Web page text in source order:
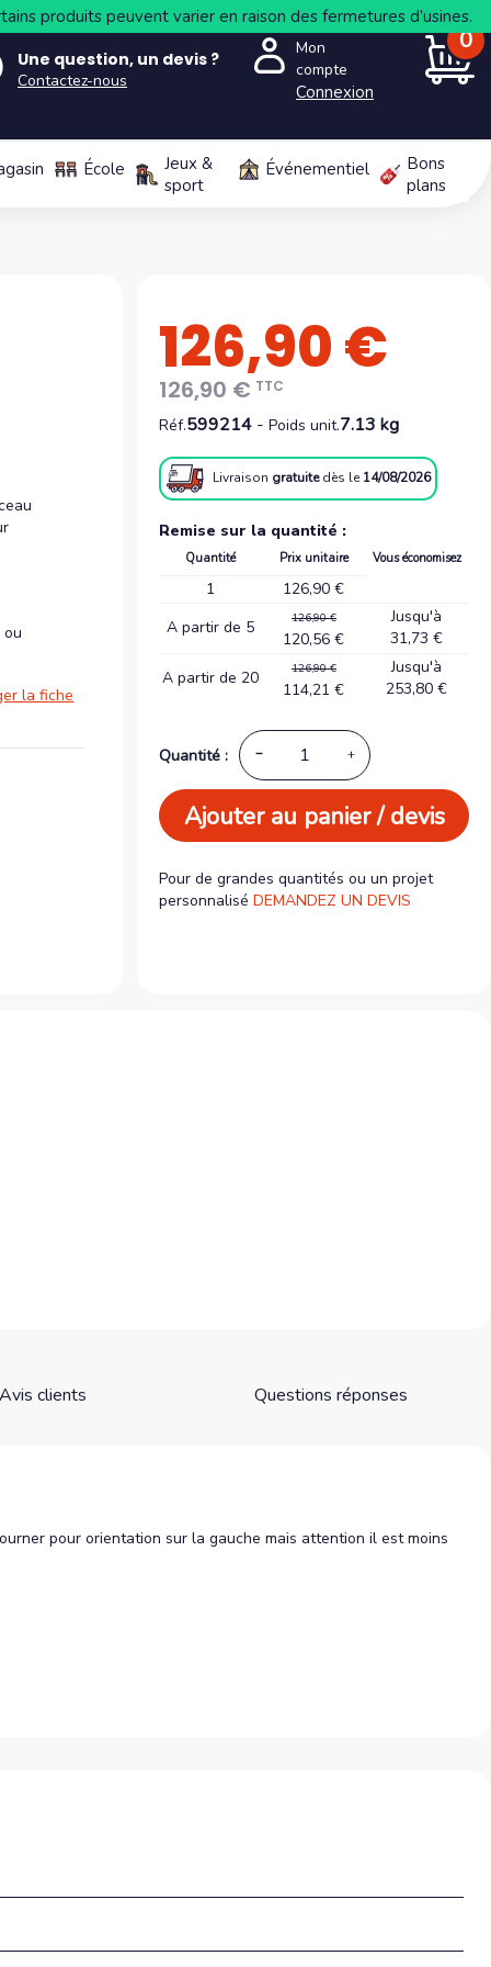
produits peuvent varier en raison des fermetures d’usines.
Une question, un devis ?
Contactez-nous
Mon
compte
Connexion
0
École
Jeux &
sport
Événementiel
Bons
plans
la fiche
126,90 €
126,90 € TTC
Réf.599214 -Poids unit.7.13 kg
Livraison gratuite dès le 14/08/2026
Remise sur la quantité :
Quantité Prix unitaire Vous économisez
1
126,90 €
A partir de 5
126,90 €
120,56 €
Jusqu'à
31,73 €
A partir de 20
126,90 €
114,21 €
Jusqu'à
253,80 €
Quantité :
Ajouter au panier / devis
Pour de grandes quantités ou un projet
personnaliséDEMANDEZ UN DEVIS
clients Questions réponses
pour orientation sur la gauche mais attention il est moins